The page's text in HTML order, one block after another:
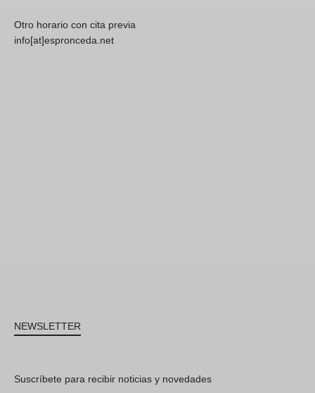
Otro horario con cita previa
info[at]espronceda.net
NEWSLETTER
Suscríbete para recibir noticias y novedades